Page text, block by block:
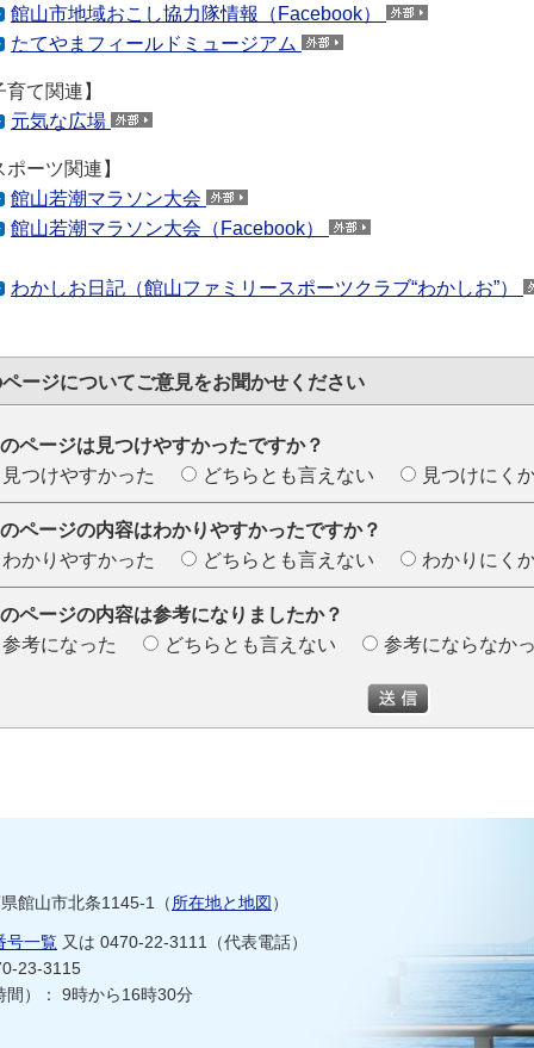
館山市地域おこし協力隊情報（Facebook）
たてやまフィールドミュージアム
育て関連】
元気な広場
ポーツ関連】
館山若潮マラソン大会
館山若潮マラソン大会（Facebook）
わかしお日記（館山ファミリースポーツクラブ“わかしお”）
ージについてご意見をお聞かせください
ページは見つけやすかったですか？
見つけやすかった
どちらとも言えない 見つけにく
ページの内容はわかりやすかったですか？
わかりやすかった
どちらとも言えない わかりにく
ページの内容は参考になりましたか？
参考になった
どちらとも言えない 参考にならなか
館山市北条1145-1（所在地と地図 ）
号一覧 又は 0470-22-3111（代表電話）
23-3115
間）： 9時から16時30分